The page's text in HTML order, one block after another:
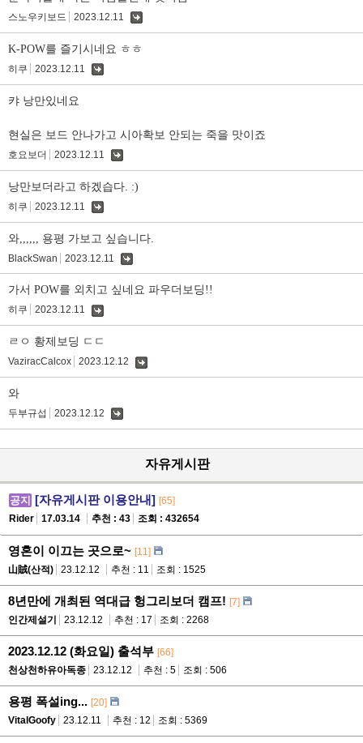
스노우키보드 2023.12.11
K-POW를 즐기시네요 ㅎㅎ
히쿠 2023.12.11
캬 낭만있네요
현실은 보드 안나가고 시아확보 안되는 죽을 맛이죠
호요보더 2023.12.11
낭만보더라고 하겠습다. :)
히쿠 2023.12.11
와,,,,,, 용평 가보고 싶습니다.
BlackSwan 2023.12.11
글
가서 POW를 외치고 싶네요 파우더보딩!!
히쿠 2023.12.11
ㄹㅇ 황제보딩 ㄷㄷ
VaziracCalcox 2023.12.12
와
두부규섭 2023.12.12
자유게시판
공지 [자유게시판 이용안내] [65]
Rider
17.03.14 추천 : 43 조회 : 432654
영혼이 이끄는 곳으로~ [11]
山賊(산적)
23.12.12 추천 : 11 조회 : 1525
8년만에 개최된 역대급 헝그리보더 캠프! [7]
인간제설기
23.12.12 추천 : 17 조회 : 2268
2023.12.12 (화요일) 출석부 [66]
천상천하유아독종
23.12.12 추천 : 5 조회 : 506
용평 폭설ing... [20]
VitalGoofy
23.12.11 추천 : 12 조회 : 5369